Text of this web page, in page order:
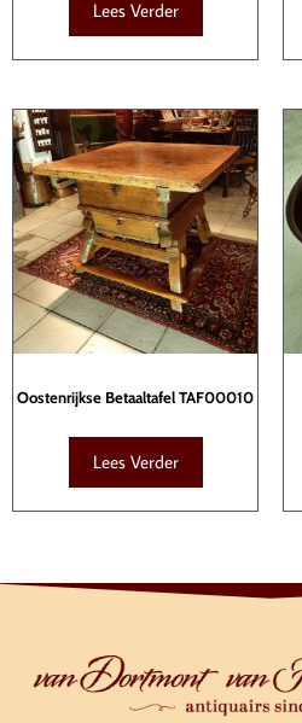
Lees Verder
Oostenrijkse Betaaltafel TAF00010
Lees Verder